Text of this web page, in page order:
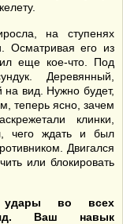
на ступенях
Осматривая его из
еще кое-что. Под
Деревянный,
вид. Нужно будет,
теперь ясно, зачем
клинки,
чего ждать и был
Двигался
или блокировать
удары во всех
Ваш навык